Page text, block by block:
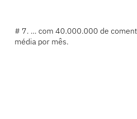
# 7. … com 40.000.000 de
média por mês.